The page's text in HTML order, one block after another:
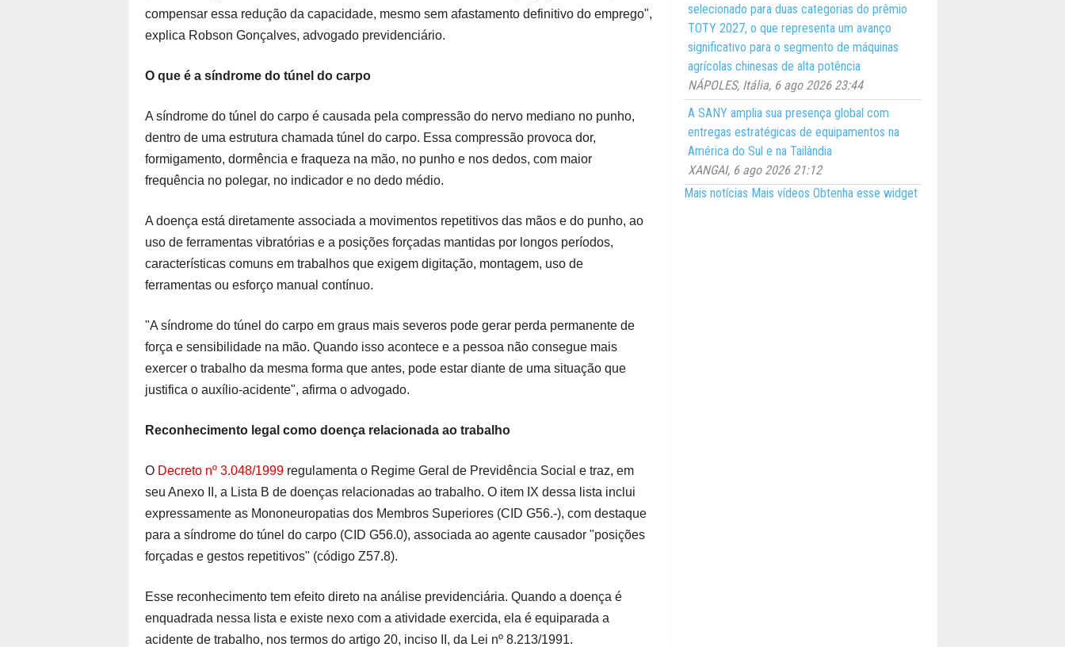
compensar essa redução da capacidade, mesmo sem afastamento definitivo do emprego",
explica Robson Gonçalves, advogado previdenciário.
O que é a síndrome do túnel do carpo
A síndrome do túnel do carpo é causada pela compressão do nervo mediano no punho,
dentro de uma estrutura chamada túnel do carpo. Essa compressão provoca dor,
formigamento, dormência e fraqueza na mão, no punho e nos dedos, com maior
frequência no polegar, no indicador e no dedo médio.
A doença está diretamente associada a movimentos repetitivos das mãos e do punho, ao
uso de ferramentas vibratórias e a posições forçadas mantidas por longos períodos,
características comuns em trabalhos que exigem digitação, montagem, uso de
ferramentas ou esforço manual contínuo.
"A síndrome do túnel do carpo em graus mais severos pode gerar perda permanente de
força e sensibilidade na mão. Quando isso acontece e a pessoa não consegue mais
exercer o trabalho da mesma forma que antes, pode estar diante de uma situação que
justifica o auxílio-acidente", afirma o advogado.
Reconhecimento legal como doença relacionada ao trabalho
O Decreto nº 3.048/1999regulamenta o Regime Geral de Previdência Social e traz, em
seu Anexo II, a Lista B de doenças relacionadas ao trabalho. O item IX dessa lista inclui
expressamente as Mononeuropatias dos Membros Superiores (CID G56.-), com destaque
para a síndrome do túnel do carpo (CID G56.0), associada ao agente causador "posições
forçadas e gestos repetitivos" (código Z57.8).
Esse reconhecimento tem efeito direto na análise previdenciária. Quando a doença é
enquadrada nessa lista e existe nexo com a atividade exercida, ela é equiparada a
acidente de trabalho, nos termos do artigo 20, inciso II, da Lei nº 8.213/1991.
selecionado para duas categorias do prêmio
TOTY 2027, o que representa um avanço
significativo para o segmento de máquinas
agrícolas chinesas de alta potência
NÁPOLES, Itália, 6 ago 2026 23:44
A SANY amplia sua presença global com
entregas estratégicas de equipamentos na
América do Sul e na Tailândia
XANGAI, 6 ago 2026 21:12
Mais notícias Mais vídeos Obtenha esse widget